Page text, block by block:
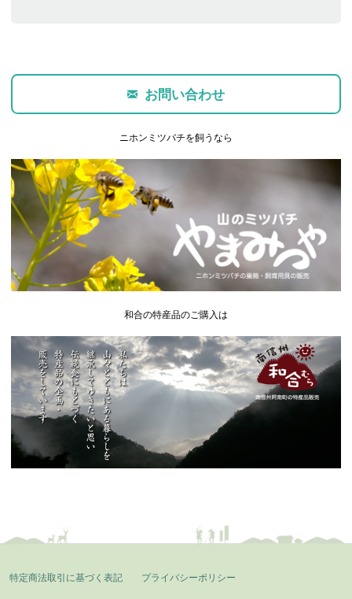
お問い合わせ
ニホンミツバチを飼うなら
和合の特産品のご購入は
特定商法取引に基づく表記 プライバシーポリシー